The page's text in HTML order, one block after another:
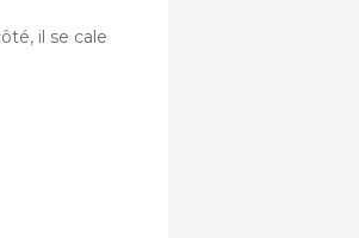
il se cale